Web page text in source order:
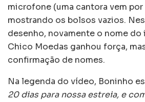
microfone (uma cantora vem por
mostrando os bolsos vazios.
desenho, novamente o nome
Chico Moedas ganhou força,
confirmação de nomes.
Na legenda do vídeo, Boninho
20 dias para nossa estreia, e